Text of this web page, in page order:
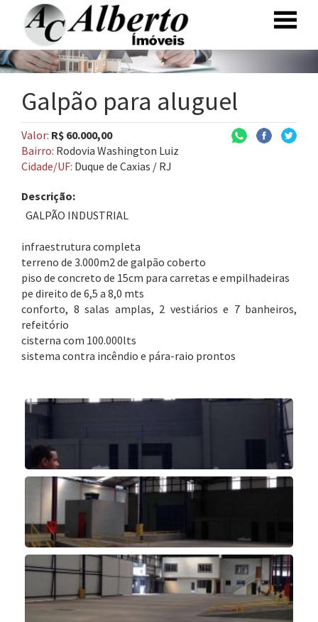
Galpão para aluguel
Valor: R$ 60.000,00
Bairro: Rodovia Washington Luiz
Cidade/UF: Duque de Caxias / RJ
Descrição:
GALPÃO INDUSTRIAL
infraestrutura completa
terreno de 3.000m2 de galpão coberto
piso de concreto de 15cm para carretas e empilhadeiras
pe direito de 6,5 a 8,0 mts
conforto, 8 salas amplas, 2 vestiários e 7 banheiros,
refeitório
cisterna com 100.000lts
sistema contra incêndio e pára-raio prontos